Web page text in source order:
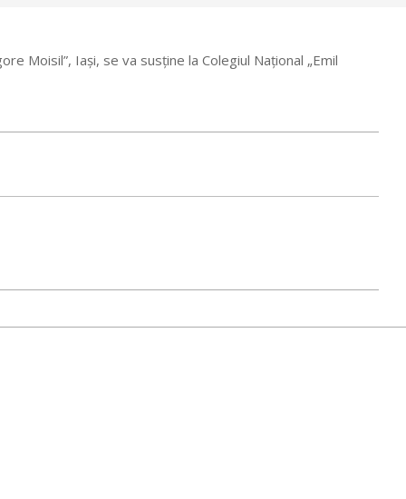
Moisil”, Iași, se va susține la Colegiul Național „Emil